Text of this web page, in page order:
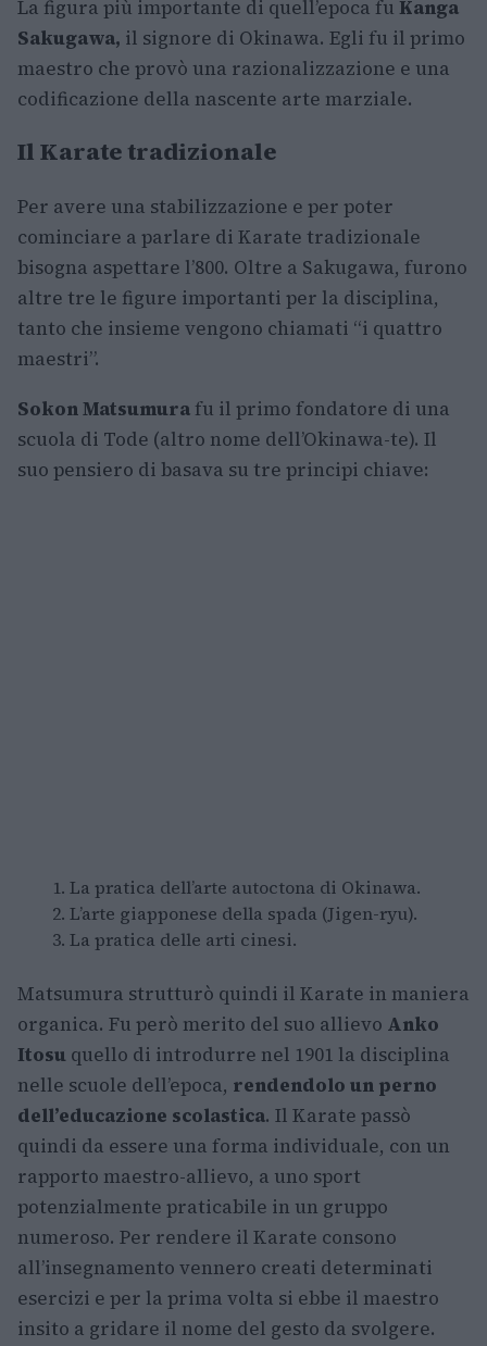
La figura più importante di quell’epoca fu Kanga
Sakugawa, il signore di Okinawa. Egli fu il primo
maestro che provò una razionalizzazione e una
codificazione della nascente arte marziale.
Il Karate tradizionale
Per avere una stabilizzazione e per poter
cominciare a parlare di Karate tradizionale
bisogna aspettare l’800. Oltre a Sakugawa, furono
altre tre le figure importanti per la disciplina,
tanto che insieme vengono chiamati “i quattro
maestri”.
Sokon Matsumura fu il primo fondatore di una
scuola di Tode (altro nome dell’Okinawa-te). Il
suo pensiero di basava su tre principi chiave:
La pratica dell’arte autoctona di Okinawa.
L’arte giapponese della spada (Jigen-ryu).
La pratica delle arti cinesi.
Matsumura strutturò quindi il Karate in maniera
organica. Fu però merito del suo allievo Anko
Itosu quello di introdurre nel 1901 la disciplina
nelle scuole dell’epoca, rendendolo un perno
dell’educazione scolastica. Il Karate passò
quindi da essere una forma individuale, con un
rapporto maestro-allievo, a uno sport
potenzialmente praticabile in un gruppo
numeroso. Per rendere il Karate consono
all’insegnamento vennero creati determinati
esercizi e per la prima volta si ebbe il maestro
insito a gridare il nome del gesto da svolgere.